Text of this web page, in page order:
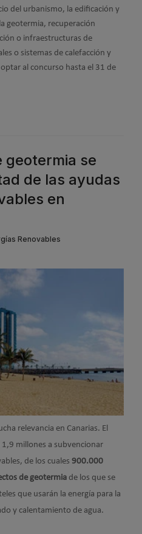
del urbanismo, la edificación y
geotermia, recuperación
o infraestructuras de
o sistemas de calefacción y
al concurso hasta el 31 de
geotermia se
de las ayudas
en
Renovables
relevancia en Canarias. El
millones a subvencionar
de los cuales 900.000
de geotermia de los que se
que usarán la energía para la
y calentamiento de agua.